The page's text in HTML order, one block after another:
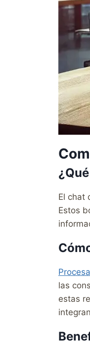
El chat
Estos
las
estas